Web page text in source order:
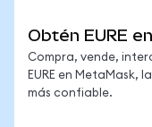
Obtén EURE
Compra, vende,
EURE en MetaMask,
más confiable.